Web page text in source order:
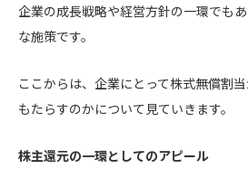
企業の成長戦略や経営方針の一環でも
な施策です。
ここからは、企業にとって株式無償割
もたらすのかについて見ていきます。
株主還元の一環としてのアピール